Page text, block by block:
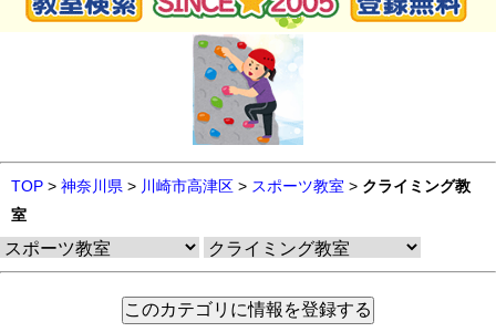
TOP > 神奈川県 > 川崎市高津区 > スポーツ教室 > クライミング教
室